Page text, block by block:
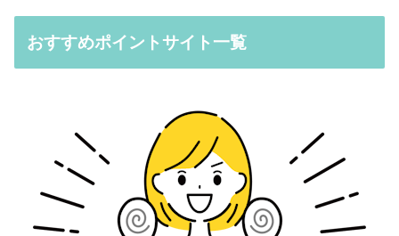
おすすめポイントサイト一覧